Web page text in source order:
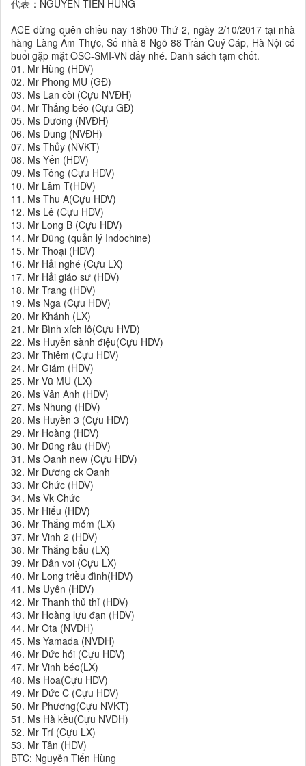
代表：NGUYEN TIEN HUNG
ACE đừng quên chiều nay 18h00 Thứ 2, ngày 2/10/2017 tại nhà
hàng Làng Ẩm Thực, Số nhà 8 Ngõ 88 Trần Quý Cáp, Hà Nội có
buổi gặp mặt OSC-SMI-VN đấy nhé. Danh sách tạm chốt.
01. Mr Hùng (HDV)
02. Mr Phong MU (GĐ)
03. Ms Lan còi (Cựu NVĐH)
04. Mr Thắng béo (Cựu GĐ)
05. Ms Dương (NVĐH)
06. Ms Dung (NVĐH)
07. Ms Thủy (NVKT)
08. Ms Yến (HDV)
09. Ms Tông (Cựu HDV)
10. Mr Lâm T(HDV)
11. Ms Thu A(Cựu HDV)
12. Ms Lê (Cựu HDV)
13. Mr Long B (Cựu HDV)
14. Mr Dũng (quản lý Indochine)
15. Mr Thoại (HDV)
16. Mr Hải nghé (Cựu LX)
17. Mr Hải giáo sư (HDV)
18. Mr Trang (HDV)
19. Ms Nga (Cựu HDV)
20. Mr Khánh (LX)
21. Mr Bình xích lô(Cựu HVD)
22. Ms Huyền sành điệu(Cựu HDV)
23. Mr Thiêm (Cựu HDV)
24. Mr Giám (HDV)
25. Mr Vũ MU (LX)
26. Ms Vân Anh (HDV)
27. Ms Nhung (HDV)
28. Ms Huyền 3 (Cựu HDV)
29. Mr Hoàng (HDV)
30. Mr Dũng râu (HDV)
31. Ms Oanh new (Cựu HDV)
32. Mr Dương ck Oanh
33. Mr Chức (HDV)
34. Ms Vk Chức
35. Mr Hiếu (HDV)
36. Mr Thắng móm (LX)
37. Mr Vinh 2 (HDV)
38. Mr Thắng bẩu (LX)
39. Mr Dân voi (Cựu LX)
40. Mr Long triều đình(HDV)
41. Ms Uyên (HDV)
42. Mr Thanh thủ thỉ (HDV)
43. Mr Hoàng lựu đạn (HDV)
44. Mr Ota (NVĐH)
45. Ms Yamada (NVĐH)
46. Mr Đức hói (Cựu HDV)
47. Mr Vinh béo(LX)
48. Ms Hoa(Cựu HDV)
49. Mr Đức C (Cựu HDV)
50. Mr Phương(Cựu NVKT)
51. Ms Hà kều(Cựu NVĐH)
52. Mr Trí (Cựu LX)
53. Mr Tân (HDV)
BTC: Nguyễn Tiến Hùng